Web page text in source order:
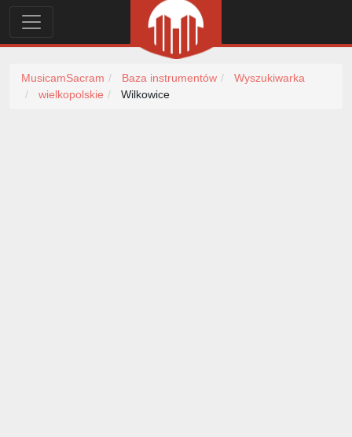
MusicamSacram Baza instrumentów
Wyszukiwarka
wielkopolskie
Wilkowice